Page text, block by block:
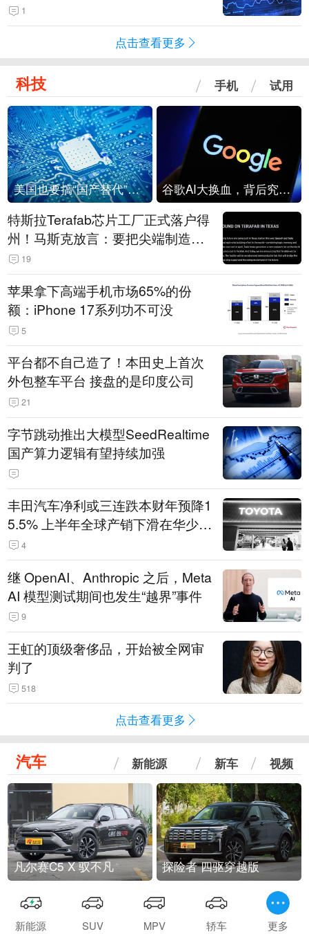
1
点击查看更多
科技 手机 试用
美国也要搞“国产替代”？先算清三笔账 谷歌AI大换血，背后究竟发生了什么？
特斯拉Terafab芯片工厂正式落户得
州！马斯克放言：要把尖端制造带
回美国
19
苹果拿下高端手机市场65%的份
额：iPhone 17系列功不可没
5
平台都不自己造了！本田史上首次
外包整车平台 接盘的是印度公司
21
字节跳动推出大模型SeedRealtime
国产算力逻辑有望持续加强
丰田汽车净利或三连跌本财年预降1
5.5% 上半年全球产销下滑在华少卖
14.3万辆
4
继 OpenAI、Anthropic 之后，Meta
AI 模型测试期间也发生“越界”事件
9
王虹的顶级奢侈品，开始被全网审
判了
518
点击查看更多
汽车 新能源 新车 视频
凡尔赛C5 X 驭不凡 探险者 四驱穿越版
新能源 SUV MPV 轿车 更多